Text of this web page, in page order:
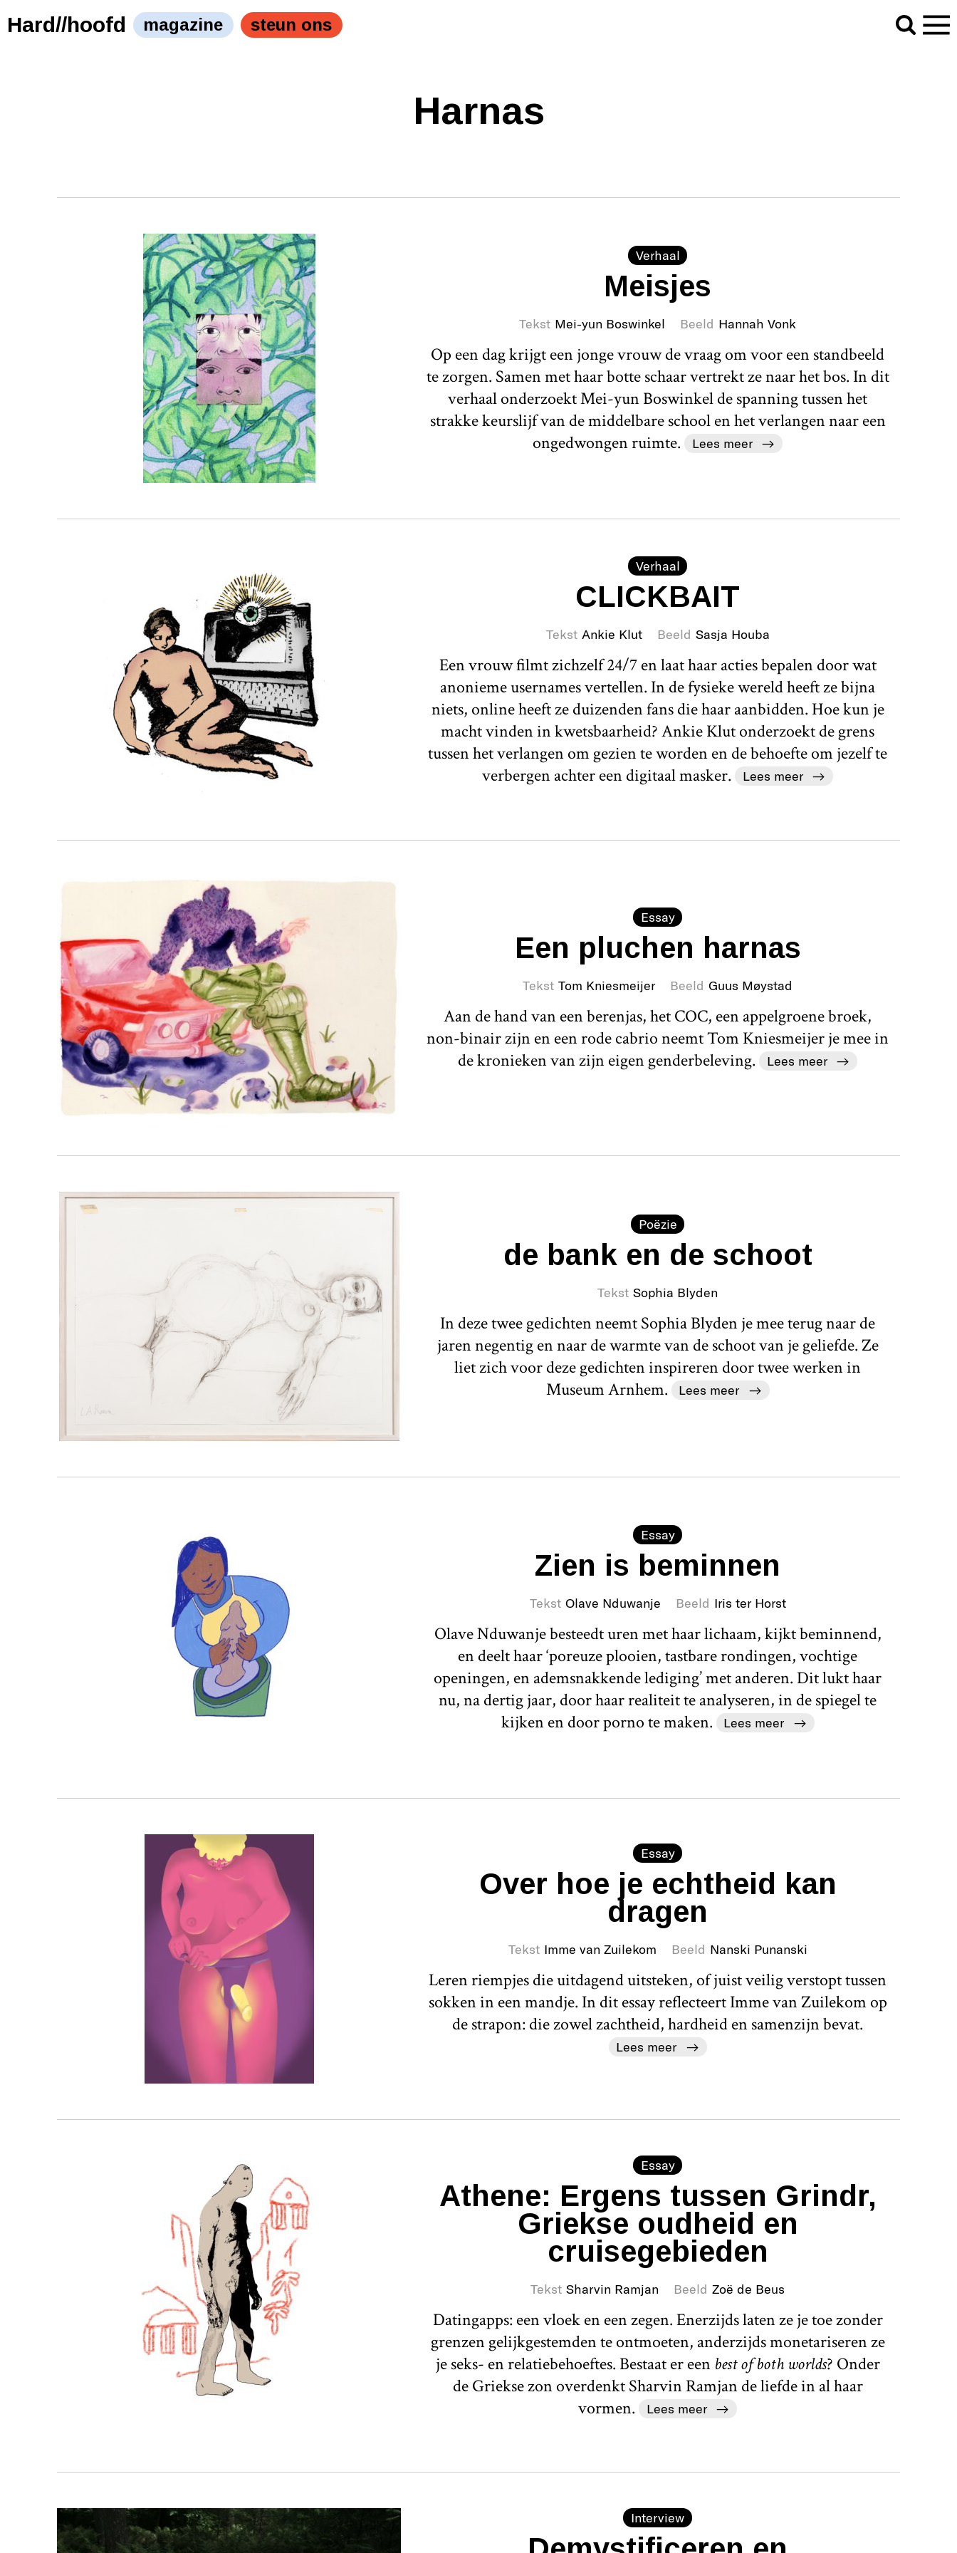
Hard//hoofd magazine steun ons
Harnas
Verhaal
Meisjes
Tekst Mei-yun Boswinkel Beeld Hannah Vonk
Op een dag krijgt een jonge vrouw de vraag om voor een standbeeld
te zorgen. Samen met haar botte schaar vertrekt ze naar het bos. In dit
verhaal onderzoekt Mei-yun Boswinkel de spanning tussen het
strakke keurslijf van de middelbare school en het verlangen naar een
ongedwongen ruimte.
Lees meer
Verhaal
CLICKBAIT
Tekst Ankie Klut Beeld Sasja Houba
Een vrouw filmt zichzelf 24/7 en laat haar acties bepalen door wat
anonieme usernames vertellen. In de fysieke wereld heeft ze bijna
niets, online heeft ze duizenden fans die haar aanbidden. Hoe kun je
macht vinden in kwetsbaarheid? Ankie Klut onderzoekt de grens
tussen het verlangen om gezien te worden en de behoefte om jezelf te
verbergen achter een digitaal masker.
Lees meer
Essay
Een pluchen harnas
Tekst Tom Kniesmeijer Beeld Guus Møystad
Aan de hand van een berenjas, het COC, een appelgroene broek,
non-binair zijn en een rode cabrio neemt Tom Kniesmeijer je mee in
de kronieken van zijn eigen genderbeleving.
Lees meer
Poëzie
de bank en de schoot
Tekst Sophia Blyden
In deze twee gedichten neemt Sophia Blyden je mee terug naar de
jaren negentig en naar de warmte van de schoot van je geliefde. Ze
liet zich voor deze gedichten inspireren door twee werken in
Museum Arnhem.
Lees meer
Essay
Zien is beminnen
Tekst Olave Nduwanje Beeld Iris ter Horst
Olave Nduwanje besteedt uren met haar lichaam, kijkt beminnend,
en deelt haar ‘poreuze plooien, tastbare rondingen, vochtige
openingen, en ademsnakkende lediging’ met anderen. Dit lukt haar
nu, na dertig jaar, door haar realiteit te analyseren, in de spiegel te
kijken en door porno te maken.
Lees meer
Essay
Over hoe je echtheid kan
dragen
Tekst Imme van Zuilekom Beeld Nanski Punanski
Leren riempjes die uitdagend uitsteken, of juist veilig verstopt tussen
sokken in een mandje. In dit essay reflecteert Imme van Zuilekom op
de strapon: die zowel zachtheid, hardheid en samenzijn bevat.
Lees meer
Essay
Athene: Ergens tussen Grindr,
Griekse oudheid en
cruisegebieden
Tekst Sharvin Ramjan Beeld Zoë de Beus
Datingapps: een vloek en een zegen. Enerzijds laten ze je toe zonder
grenzen gelijkgestemden te ontmoeten, anderzijds monetariseren ze
je seks- en relatiebehoeftes. Bestaat er een best of both worlds? Onder
de Griekse zon overdenkt Sharvin Ramjan de liefde in al haar
vormen.
Lees meer
Interview